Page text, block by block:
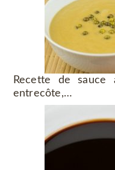
Recette de
entrecôte,…